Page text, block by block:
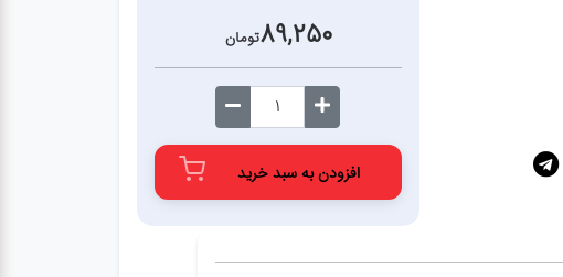
89,250تومان
افزودن به سبد خرید